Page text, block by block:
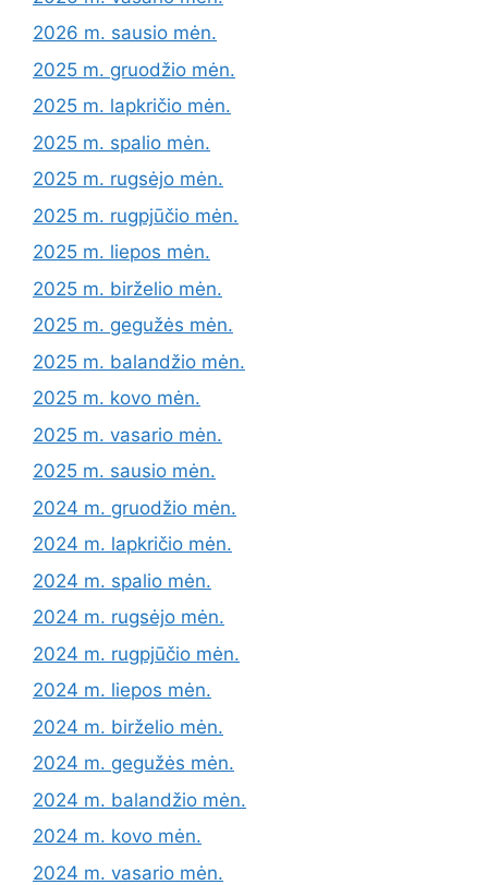
2026 m. sausio mėn.
2025 m. gruodžio mėn.
2025 m. lapkričio mėn.
2025 m. spalio mėn.
2025 m. rugsėjo mėn.
2025 m. rugpjūčio mėn.
2025 m. liepos mėn.
2025 m. birželio mėn.
2025 m. gegužės mėn.
2025 m. balandžio mėn.
2025 m. kovo mėn.
2025 m. vasario mėn.
2025 m. sausio mėn.
2024 m. gruodžio mėn.
2024 m. lapkričio mėn.
2024 m. spalio mėn.
2024 m. rugsėjo mėn.
2024 m. rugpjūčio mėn.
2024 m. liepos mėn.
2024 m. birželio mėn.
2024 m. gegužės mėn.
2024 m. balandžio mėn.
2024 m. kovo mėn.
2024 m. vasario mėn.